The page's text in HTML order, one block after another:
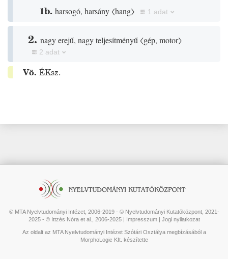
1b. harsogó, harsány〈hang〉 1 adat
2. nagy erejű, nagy teljesítményű〈gép, motor〉
2 adat
Vö. ÉKsz.
© MTA Nyelvtudományi Intézet, 2006-2019 - © Nyelvtudományi Kutatóközpont, 2021-
2025 - © Ittzés Nóra et al., 2006-2025 | Impresszum| Jogi nyilatkozat
Az oldalt az MTA Nyelvtudományi Intézet Szótári Osztálya megbízásából a
MorphoLogic Kft. készítette